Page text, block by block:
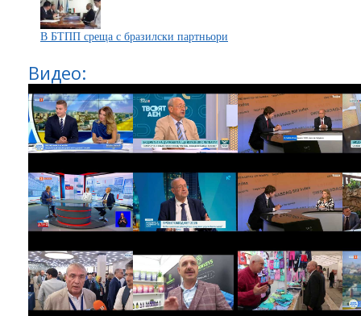
В БТПП среща с бразилски партньори
Видео: